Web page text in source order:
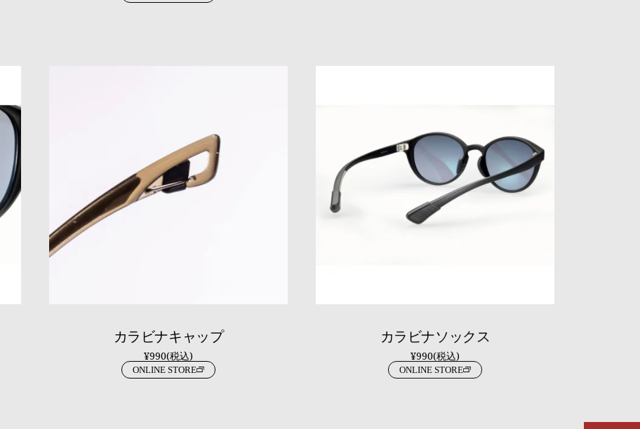
カラビナキャップ
¥990(税込)
ONLINE STORE
カラビナソックス
¥990(税込)
ONLINE STORE